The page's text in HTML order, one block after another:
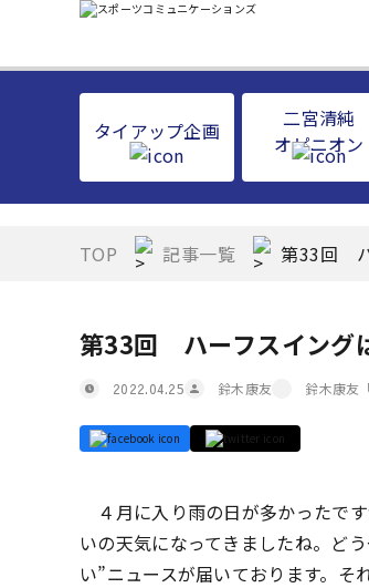
タイアップ企画
二宮清純
オピニオン
TOP 記事一覧 第33回
第33回 ハーフスイング
2022.04.25 鈴木康友 鈴木康友
４月に入り雨の日が多かったで
いの天気になってきましたね。ど
い”ニュースが届いております。そ